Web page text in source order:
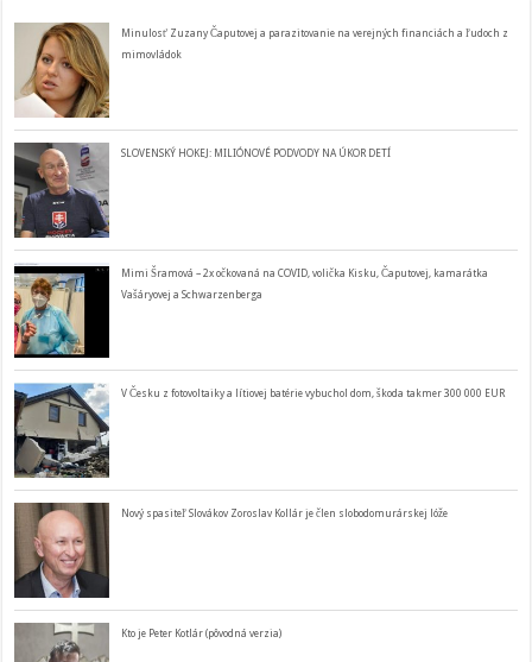
Minulosť Zuzany Čaputovej a parazitovanie na verejných financiách a ľudoch z
mimovládok
SLOVENSKÝ HOKEJ: MILIÓNOVÉ PODVODY NA ÚKOR DETÍ
Mimi Šramová – 2x očkovaná na COVID, volička Kisku, Čaputovej, kamarátka
Vašáryovej a Schwarzenberga
V Česku z fotovoltaiky a lítiovej batérie vybuchol dom, škoda takmer 300 000 EUR
Nový spasiteľ Slovákov Zoroslav Kollár je člen slobodomurárskej lóže
Kto je Peter Kotlár (pôvodná verzia)